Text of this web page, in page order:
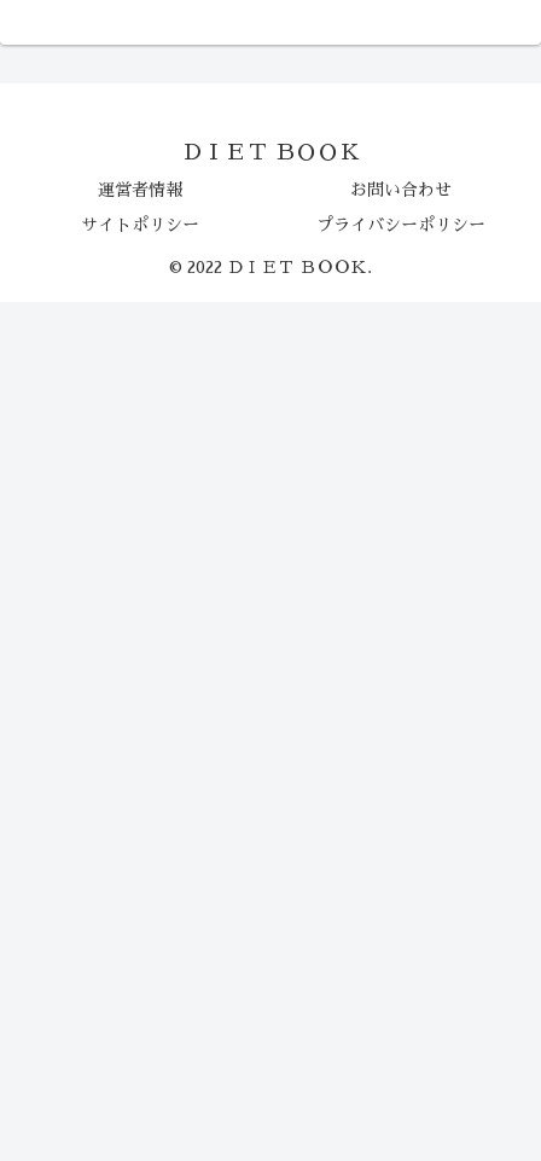
ＤＩＥＴ ＢＯＯＫ
運営者情報 お問い合わせ
サイトポリシー プライバシーポリシー
© 2022 ＤＩＥＴ ＢＯＯＫ.